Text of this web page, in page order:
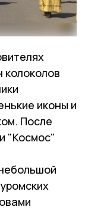
колоколов
иконы и
После
"Космос"